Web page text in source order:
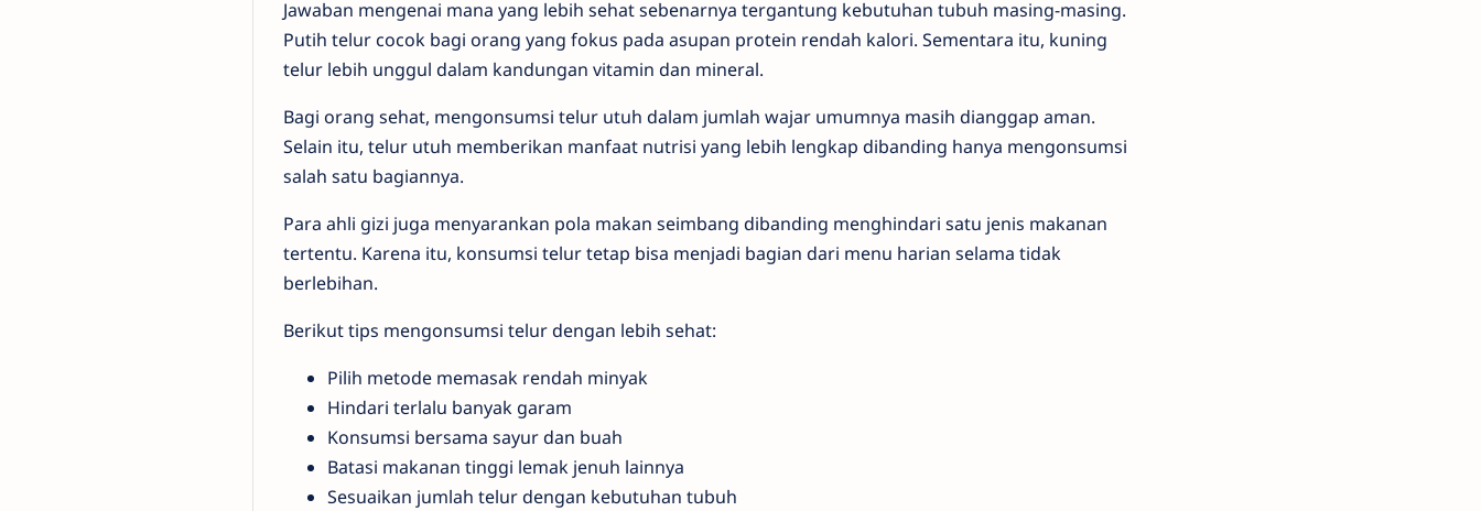
Jawaban mengenai mana yang lebih sehat sebenarnya tergantung kebutuhan tubuh masing-masing.
Putih telur cocok bagi orang yang fokus pada asupan protein rendah kalori. Sementara itu, kuning
telur lebih unggul dalam kandungan vitamin dan mineral.
Bagi orang sehat, mengonsumsi telur utuh dalam jumlah wajar umumnya masih dianggap aman.
Selain itu, telur utuh memberikan manfaat nutrisi yang lebih lengkap dibanding hanya mengonsumsi
salah satu bagiannya.
Para ahli gizi juga menyarankan pola makan seimbang dibanding menghindari satu jenis makanan
tertentu. Karena itu, konsumsi telur tetap bisa menjadi bagian dari menu harian selama tidak
berlebihan.
Berikut tips mengonsumsi telur dengan lebih sehat:
Pilih metode memasak rendah minyak
Hindari terlalu banyak garam
Konsumsi bersama sayur dan buah
Batasi makanan tinggi lemak jenuh lainnya
Sesuaikan jumlah telur dengan kebutuhan tubuh